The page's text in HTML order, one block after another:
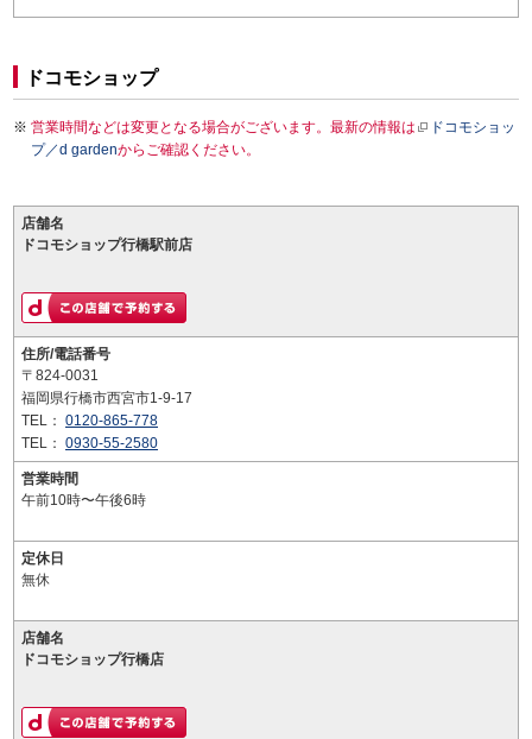
ドコモショップ
営業時間などは変更となる場合がございます。最新の情報は
ドコモショッ
プ／d gardenからご確認ください。
店舗名
ドコモショップ行橋駅前店
住所/電話番号
〒824-0031
福岡県行橋市西宮市1-9-17
TEL： 0120-865-778
TEL： 0930-55-2580
営業時間
午前10時〜午後6時
定休日
無休
店舗名
ドコモショップ行橋店